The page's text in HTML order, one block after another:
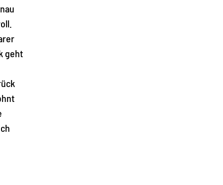
geht